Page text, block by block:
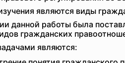
являются виды
данной работы была
гражданских
являются: